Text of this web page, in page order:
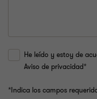
He leído y estoy de
Aviso de privacidad*
*Indica los campos